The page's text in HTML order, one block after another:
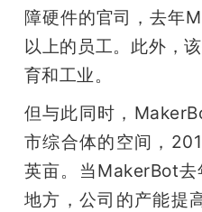
障硬件的官司，去年
以上的员工。此外，
育和工业。
但与此同时，
市综合体的空间，
英亩。当MakerBot
地方，公司的产能提